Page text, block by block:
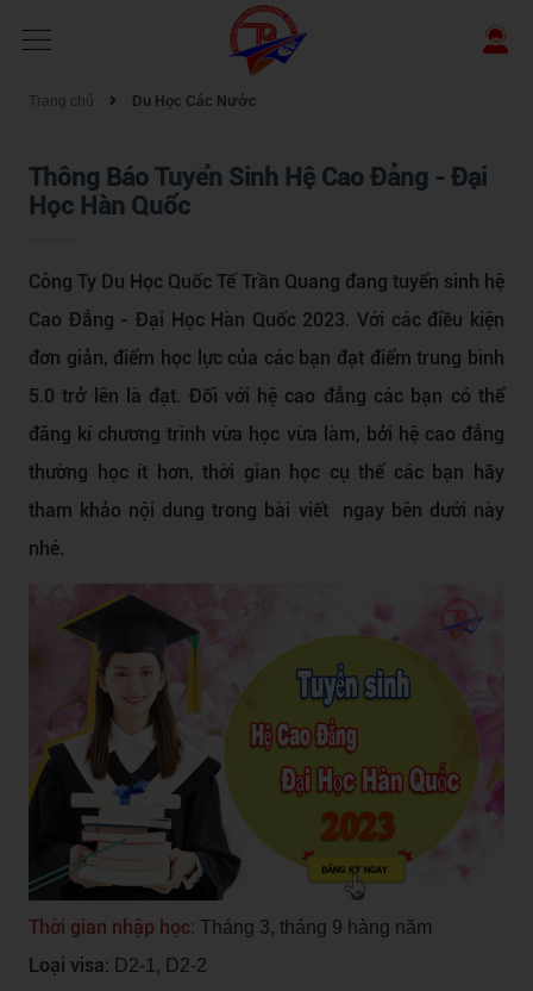
Trang chủ Du Học Các Nước
Thông Báo Tuyển Sinh Hệ Cao Đẳng - Đại
Học Hàn Quốc
Công Ty Du Học Quốc Tế Trần Quang đang tuyển sinh hệ
Cao Đẳng - Đại Học Hàn Quốc 2023. Với các điều kiện
đơn giản, điểm học lực của các bạn đạt điểm trung bình
5.0 trở lên là đạt. Đối với hệ cao đẳng các bạn có thể
đăng kí chương trình vừa học vừa làm, bởi hệ cao đẳng
thường học ít hơn, thời gian học cụ thể các bạn hãy
tham khảo nội dung trong bài viết ngay bên dưới này
nhé.
Thời gian nhập học: Tháng 3, tháng 9 hàng năm
Loại visa: D2-1, D2-2